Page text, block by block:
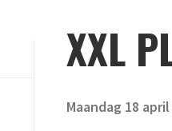
XXL
Maandag 18